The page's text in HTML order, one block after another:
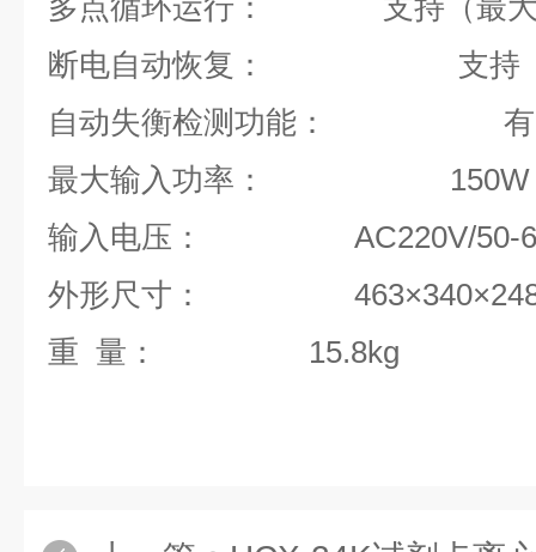
多点循环运行：
支持（最
断电自动恢复：
支持
自动失衡检测功能 ：
有
最大输入功率：
150W
输入电压：
AC220V/50-
外形尺寸：
重 量： 15.8kg